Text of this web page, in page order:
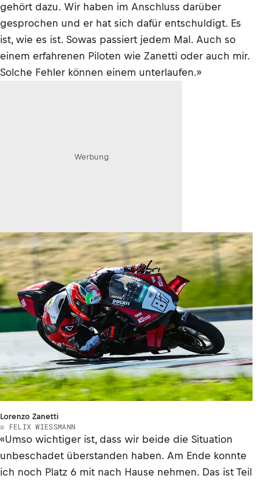
gehört dazu. Wir haben im Anschluss darüber
gesprochen und er hat sich dafür entschuldigt. Es
ist, wie es ist. Sowas passiert jedem Mal. Auch so
einem erfahrenen Piloten wie Zanetti oder auch mir.
Solche Fehler können einem unterlaufen.»
Werbung
Lorenzo Zanetti
© FELIX WIESSMANN
«Umso wichtiger ist, dass wir beide die Situation
unbeschadet überstanden haben. Am Ende konnte
ich noch Platz 6 mit nach Hause nehmen. Das ist Teil